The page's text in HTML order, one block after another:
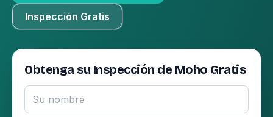
Inspección Gratis
Obtenga su Inspección de Moho Gratis